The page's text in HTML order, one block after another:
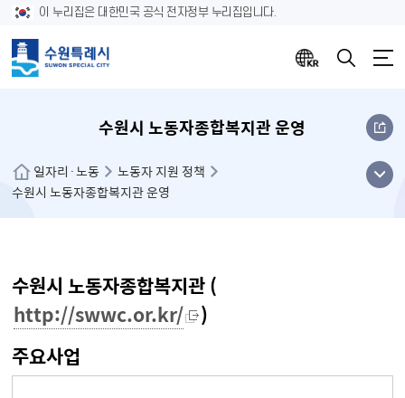
이 누리집은 대한민국 공식 전자정부 누리집입니다.
수원시 노동자종합복지관 운영
일자리·노동
노동자 지원 정책
수원시 노동자종합복지관 운영
메뉴
열기
수원시 노동자종합복지관 (
http://swwc.or.kr/
)
주요사업